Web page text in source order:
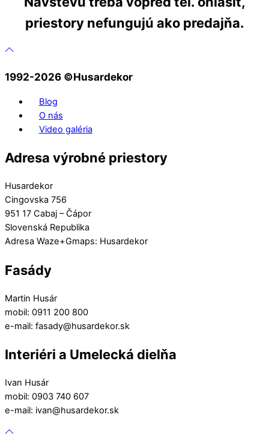
priestory nefungujú ako predajňa.
1992-2026 ©️Husardekor
Blog
O nás
Video galéria
Adresa výrobné priestory
Husardekor
Cingovska 756
951 17 Cabaj – Čápor
Slovenská Republika
Adresa Waze+Gmaps: Husardekor
Fasády
Martin Husár
mobil: 0911 200 800
e-mail: fasady@husardekor.sk
Interiéri a Umelecká dielňa
Ivan Husár
mobil: 0903 740 607
e-mail: ivan@husardekor.sk